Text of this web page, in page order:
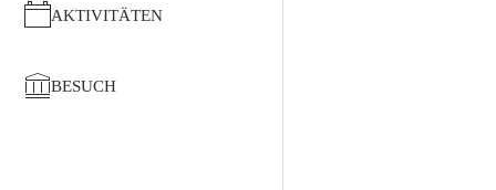
AKTIVITÄTEN
BESUCH